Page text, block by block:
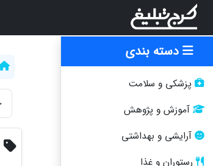
دسته بندی
پزشکی و سلامت
آموزش و پژوهش
آرایشی و بهداشتی
رستوران و غذا